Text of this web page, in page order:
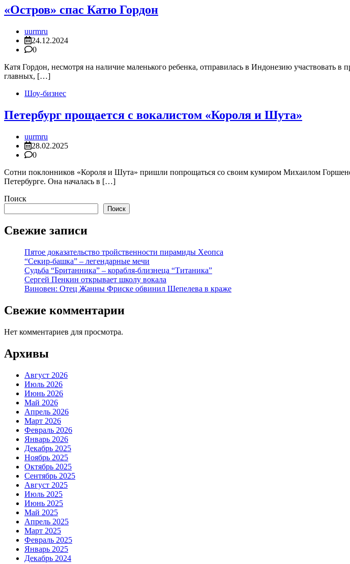
«Остров» спас Катю Гордон
uurmru
24.12.2024
0
Катя Гордон, несмотря на наличие маленького ребенка, отправилась в Индонезию участвовать
главных, […]
Шоу-бизнес
Петербург прощается с вокалистом «Короля и Шута»
uurmru
28.02.2025
0
Сотни поклонников «Короля и Шута» пришли попрощаться со своим кумиром Михаилом
Петербурге. Она началась в […]
Поиск
Поиск
Свежие записи
Пятое доказательство тройственности пирамиды Хеопса
“Секир-башка” – легендарные мечи
Судьба “Британника” – корабля-близнеца “Титаника”
Сергей Пенкин открывает школу вокала
Виновен: Отец Жанны Фриске обвинил Шепелева в краже
Свежие комментарии
Нет комментариев для просмотра.
Архивы
Август 2026
Июль 2026
Июнь 2026
Май 2026
Апрель 2026
Март 2026
Февраль 2026
Январь 2026
Декабрь 2025
Ноябрь 2025
Октябрь 2025
Сентябрь 2025
Август 2025
Июль 2025
Июнь 2025
Май 2025
Апрель 2025
Март 2025
Февраль 2025
Январь 2025
Декабрь 2024